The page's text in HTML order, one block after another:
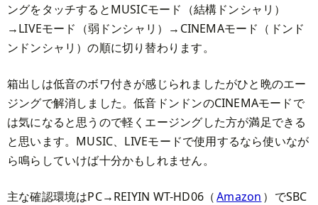
ングをタッチするとMUSICモード（結構ドンシャリ）
→LIVEモード（弱ドンシャリ）→CINEMAモード（ドンド
ンドンシャリ）の順に切り替わります。
箱出しは低音のボワ付きが感じられましたがひと晩のエー
ジングで解消しました。低音ドンドンのCINEMAモードで
は気になると思うので軽くエージングした方が満足できる
と思います。MUSIC、LIVEモードで使用するなら使いなが
ら鳴らしていけば十分かもしれません。
主な確認環境はPC→REIYIN WT-HD06（Amazon ）でSBC